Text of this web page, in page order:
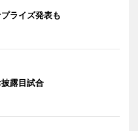
ライズ発表も
露目試合